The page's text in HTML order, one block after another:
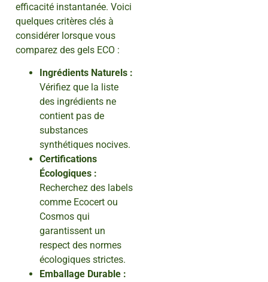
efficacité instantanée. Voici
quelques critères clés à
considérer lorsque vous
comparez des gels ECO :
Ingrédients Naturels :
Vérifiez que la liste
des ingrédients ne
contient pas de
substances
synthétiques nocives.
Certifications
Écologiques :
Recherchez des labels
comme Ecocert ou
Cosmos qui
garantissent un
respect des normes
écologiques strictes.
Emballage Durable :